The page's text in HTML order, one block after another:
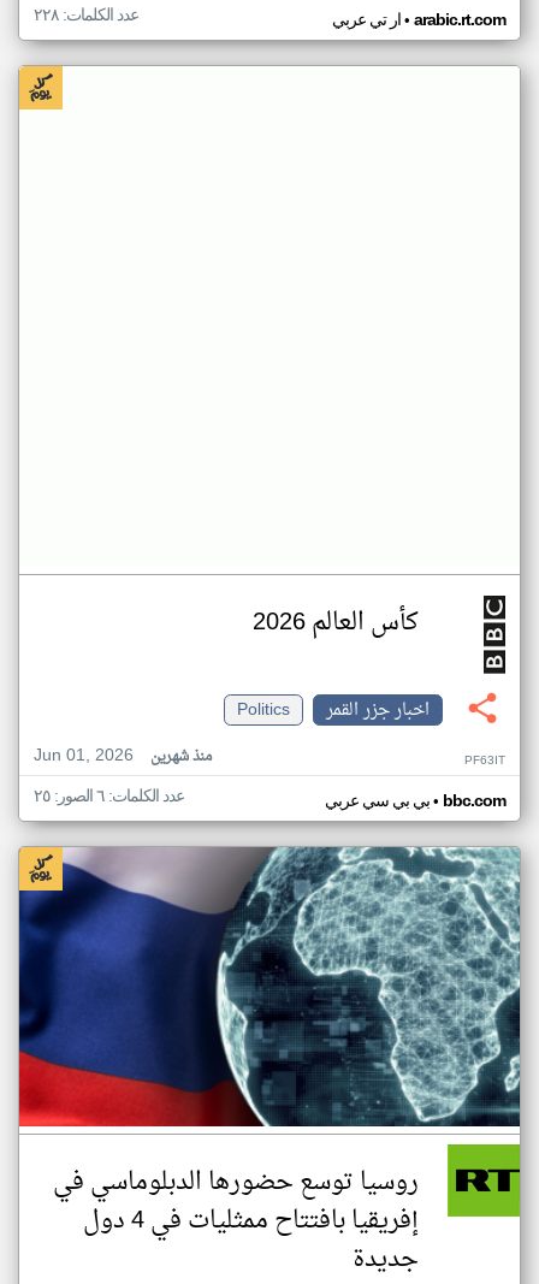
ار تي عربي• arabic.rt.com عدد الكلمات: ٢٢٨
كأس العالم 2026
اخبار جزر القمر
Politics
Jun 01, 2026
منذ شهرين PF63IT
بي بي سي عربي• bbc.com عدد الكلمات: ٦ الصور: ٢٥
روسيا توسع حضورها الدبلوماسي في
إفريقيا بافتتاح ممثليات في 4 دول
جديدة